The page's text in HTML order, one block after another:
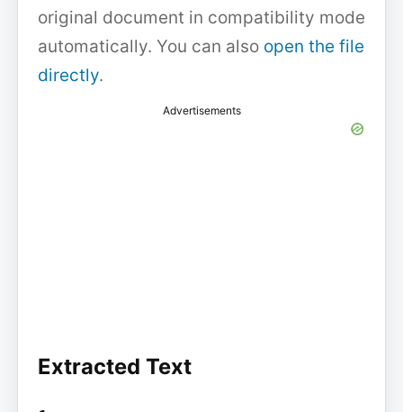
original document in compatibility mode
automatically. You can also open the file
directly.
Advertisements
Extracted Text